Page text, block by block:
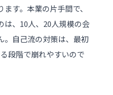
す。本業の片手間で、
は、10人、20人規模の会
。自己流の対策は、最初
段階で崩れやすいので